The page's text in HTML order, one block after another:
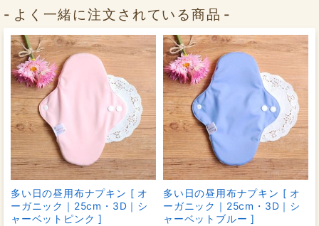
よく一緒に注文されている商品
多い日の昼用布ナプキン [ オ
ーガニック｜25cm・3D｜シ
ャーベットピンク ]
多い日の昼用布ナプキン [ オ
ーガニック｜25cm・3D｜シ
ャーベットブルー ]